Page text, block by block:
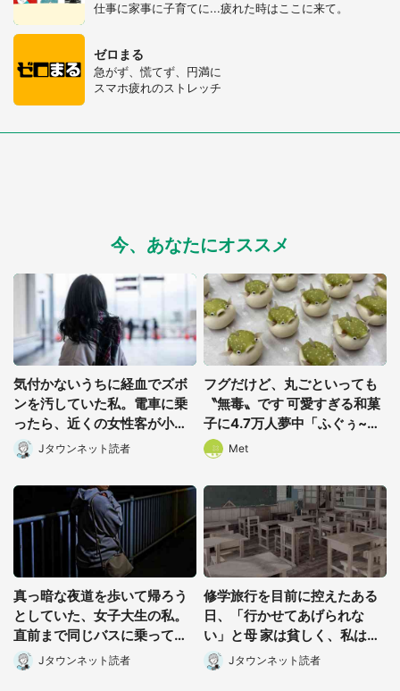
仕事に家事に子育てに...疲れた時はここに来て。
ゼロまる
急がず、慌てず、円満に
スマホ疲れのストレッチ
今、あなたにオススメ
気付かないうちに経血でズボ
ンを汚していた私。電車に乗
ったら、近くの女性客が小さ
な声で(千葉県・10代女性)
Jタウンネット読者
フグだけど、丸ごといっても
〝無毒〟です 可愛すぎる和菓
子に4.7万人夢中「ふぐぅ~」
「職人の技ですね」
Met
真っ暗な夜道を歩いて帰ろう
としていた、女子大生の私。
直前まで同じバスに乗ってた
男性に声をかけられて(長野
県・50代女性)
Jタウンネット読者
修学旅行を目前に控えたある
日、「行かせてあげられな
い」と母 家は貧しく、私は納
得したけれど...(北海道・70代
以上女性)
Jタウンネット読者